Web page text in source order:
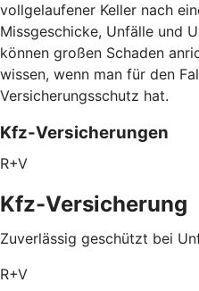
vollgelaufener Keller nach
Missgeschicke, Unfälle und
können großen Schaden
wissen, wenn man für den
Versicherungsschutz hat.
Kfz-Versicherungen
R+V
Kfz-Versicherung
Zuverlässig geschützt bei
R+V